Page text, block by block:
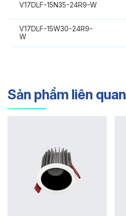
V17DLF-15N35-24R9-W
V17DLF-15W30-24R9-
W
Sản phẩm liên quan